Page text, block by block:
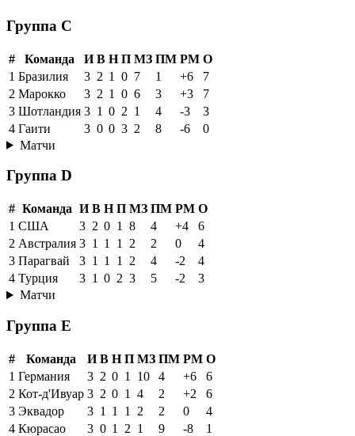
Группа C
# Команда И В Н П МЗ ПМ РМ О
1 Бразилия 3 2 1 0 7 1 +6
7
2 Марокко 3 2 1 0 6 3 +3
7
3 Шотландия 3 1 0 2 1 4 -3
3
4 Гаити 3 0 0 3 2 8 -6
0
Матчи
Группа D
# Команда И В Н П МЗ ПМ РМ О
1 США 3 2 0 1 8 4 +4
6
2 Австралия 3 1 1 1 2 2 0
4
3 Парагвай 3 1 1 1 2 4 -2
4
4 Турция 3 1 0 2 3 5 -2
3
Матчи
Группа E
# Команда И В Н П МЗ ПМ РМ О
1 Германия 3 2 0 1 10 4 +6
6
2 Кот-д'Ивуар 3 2 0 1 4 2 +2
6
3 Эквадор 3 1 1 1 2 2 0
4
4 Кюрасао 3 0 1 2 1 9 -8
1